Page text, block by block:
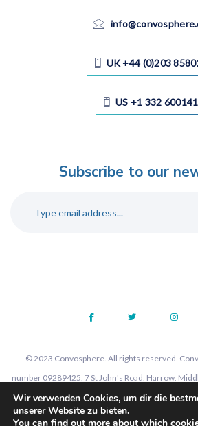
UK +44 (0)203
US +1 332
Subscribe to our
© 2023 Convosphere. All rights reserved.
number 09289425, 7 St John's Road, Harrow,
in England and Wales.
Wir verwenden Cookies, um dir die
unserer Website zu bieten.
You can find out more about which